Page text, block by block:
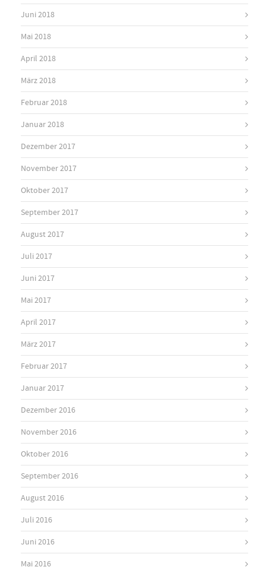
Juni 2018
Mai 2018
April 2018
März 2018
Februar 2018
Januar 2018
Dezember 2017
November 2017
Oktober 2017
September 2017
August 2017
Juli 2017
Juni 2017
Mai 2017
April 2017
März 2017
Februar 2017
Januar 2017
Dezember 2016
November 2016
Oktober 2016
September 2016
August 2016
Juli 2016
Juni 2016
Mai 2016